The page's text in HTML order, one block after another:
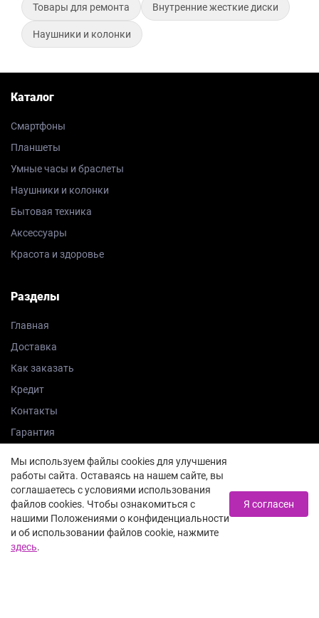
Товары для ремонта Внутренние жесткие диски
Наушники и колонки
Каталог
Смартфоны
Планшеты
Умные часы и браслеты
Наушники и колонки
Бытовая техника
Аксессуары
Красота и здоровье
Разделы
Главная
Доставка
Как заказать
Кредит
Контакты
Гарантия
Блог
Контакты
8 812 385-74-08
Мы используем файлы cookies для улучшения
работы сайта. Оставаясь на нашем сайте, вы
соглашаетесь с условиями использования
файлов cookies. Чтобы ознакомиться с
нашими Положениями о конфиденциальности
и об использовании файлов cookie, нажмите
здесь.
Я согласен